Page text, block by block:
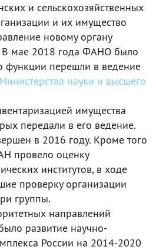
и сельскохозяйственных
и их имущество
новому органу
В мае 2018 года ФАНО было
функции перешли в ведение
Министерства науки и высшего
имущества
передали в его ведение.
в 2016 году. Кроме того
провело оценку
институтов, в ходе
проверку организации
группы.
направлений
развитие научно-
России на 2014-2020